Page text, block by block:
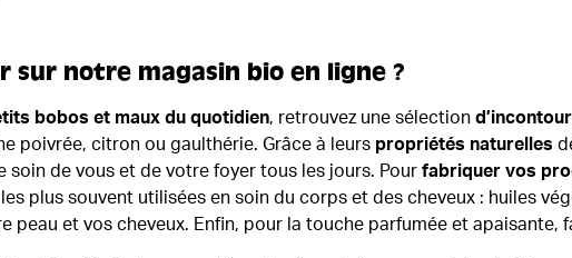
notre magasin bio en ligne ?
bobos et maux du quotidien, retrouvez une sélection
poivrée, citron ou gaulthérie. Grâce à leurs propriétés naturelles
de vous et de votre foyer tous les jours. Pour fabriquer vos
les plus souvent utilisées en soin du corps et des cheveux : huiles
peau et vos cheveux. Enfin, pour la touche parfumée et apaisante,